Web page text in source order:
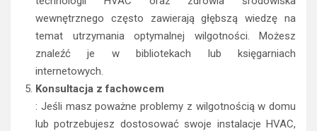
wewnętrznego często zawierają głębszą wiedzę na
temat utrzymania optymalnej wilgotności. Możesz
znaleźć je w bibliotekach lub księgarniach
internetowych.
Konsultacja z fachowcem
: Jeśli masz poważne problemy z wilgotnością w domu
lub potrzebujesz dostosować swoje instalacje HVAC,